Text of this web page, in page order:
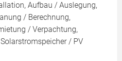
Aufbau / Auslegung,
/ Berechnung,
/ Verpachtung,
/ PV